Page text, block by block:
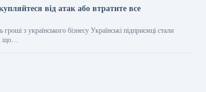
від атак або втратите все
з українського бізнесу Українські підприємці стали
що…